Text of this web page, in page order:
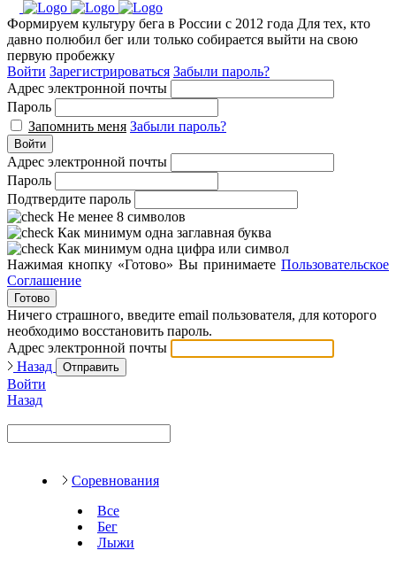
Формируем культуру бега в России с 2012 года Для тех, кто
давно полюбил бег или только собирается выйти на свою
первую пробежку
Войти Зарегистрироваться Забыли пароль?
Адрес электронной почты
Пароль
Запомнить меня Забыли пароль?
Войти
Адрес электронной почты
Пароль
Подтвердите пароль
Не менее 8 символов
Как минимум одна заглавная буква
Как минимум одна цифра или символ
Нажимая кнопку «Готово» Вы принимаете Пользовательское
Соглашение
Готово
Ничего страшного, введите email пользователя, для которого
необходимо восстановить пароль.
Адрес электронной почты
Назад
Отправить
Войти
Назад
Соревнования
Все
Бег
Лыжи